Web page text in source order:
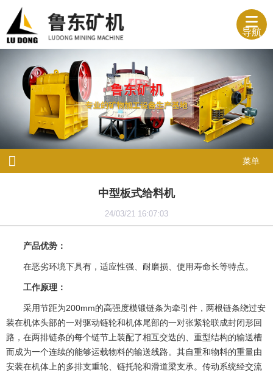
导航
菜单
中型板式给料机
24/03/21 16:07:03
产品优势：
在恶劣环境下具有，适应性强、耐磨损、使用寿命长等特点。
工作原理：
采用节距为200mm的高强度模锻链条为牵引件，两根链条绕过安
装在机体头部的一对驱动链轮和机体尾部的一对张紧轮联成封闭形回
路，在两排链条的每个链节上装配了相互交迭的、重型结构的输送槽
而成为一个连续的能够运载物料的输送线路。其自重和物料的重量由
安装在机体上的多排支重轮、链托轮和滑道梁支承。传动系统经交流